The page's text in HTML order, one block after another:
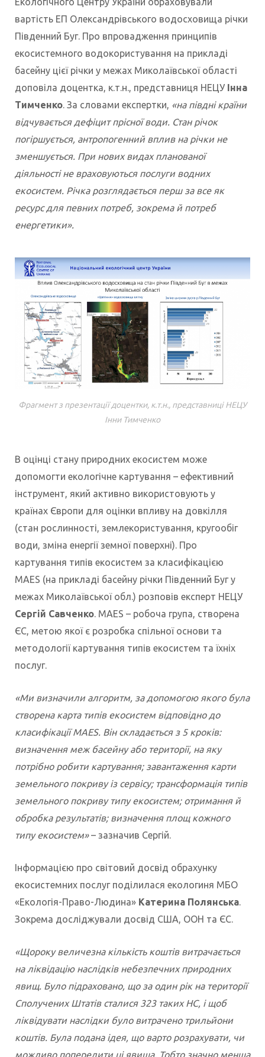
вартість ЕП Олександрівського водосховища річки
Південний Буг. Про впровадження принципів
екосистемного водокористування на прикладі
басейну цієї річки у межах Миколаївської області
доповіла доцентка, к.т.н., представниця НЕЦУ Інна
Тимченко. За словами експертки, «на півдні країни
відчувається дефіцит прісної води. Стан річок
погіршується, антропогенний вплив на річки не
зменшується. При нових видах планованої
діяльності не враховуються послуги водних
екосистем. Річка розглядається перш за все як
ресурс для певних потреб, зокрема й потреб
енергетики».
Фрагмент з презентації доцентки, к.т.н., представниці НЕЦУ
Інни Тимченко
В оцінці стану природних екосистем може
допомогти екологічне картування – ефективний
інструмент, який активно використовують у
країнах Європи для оцінки впливу на довкілля
(стан рослинності, землекористування, кругообіг
води, зміна енергії земної поверхні). Про
картування типів екосистем за класифікацією
MAES (на прикладі басейну річки Південний Буг у
межах Миколаївської обл.) розповів експерт НЕЦУ
Сергій Савченко. MAES – робоча група, створена
ЄС, метою якої є розробка спільної основи та
методології картування типів екосистем та їхніх
послуг.
«Ми визначили алгоритм, за допомогою якого була
створена карта типів екосистем відповідно до
класифікації MAES. Він складається з 5 кроків:
визначення меж басейну або території, на яку
потрібно робити картування; завантаження карти
земельного покриву із сервісу; трансформація типів
земельного покриву типу екосистем; отримання й
обробка результатів; визначення площ кожного
типу екосистем»– зазначив Сергій.
Інформацією про світовий досвід обрахунку
екосистемних послуг поділилася екологиня МБО
«Екологія-Право-Людина» Катерина Полянська.
Зокрема досліджували досвід США, ООН та ЄС.
«Щороку величезна кількість коштів витрачається
на ліквідацію наслідків небезпечних природних
явищ. Було підраховано, що за один рік на території
Сполучених Штатів сталися 323 таких НС, і щоб
ліквідувати наслідки було витрачено трильйони
коштів. Була подана ідея, що варто розрахувати, чи
можливо попередити ці явища. Тобто значно менша